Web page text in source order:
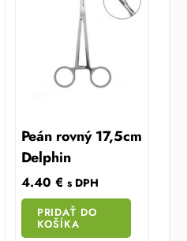
Peán rovný 17,5cm
Delphin
4.40 € s DPH
PRIDAŤ DO
KOŠÍKA